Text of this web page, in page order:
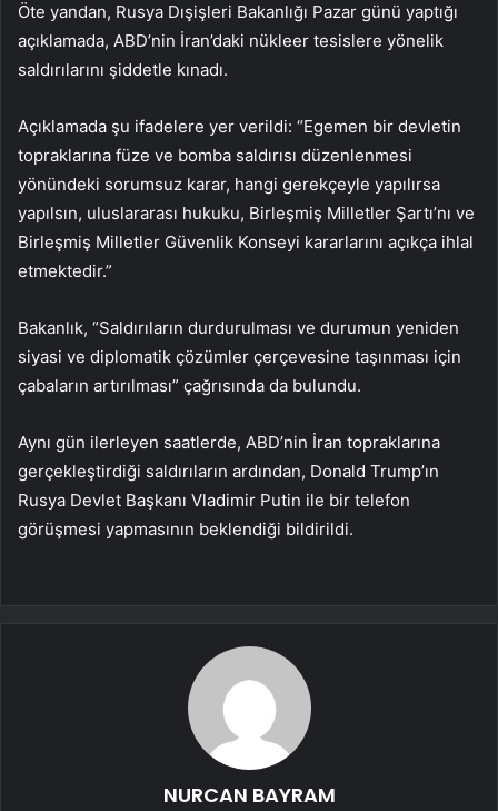
Öte yandan, Rusya Dışişleri Bakanlığı Pazar günü yaptığı
açıklamada, ABD’nin İran’daki nükleer tesislere yönelik
saldırılarını şiddetle kınadı.
Açıklamada şu ifadelere yer verildi: “Egemen bir devletin
topraklarına füze ve bomba saldırısı düzenlenmesi
yönündeki sorumsuz karar, hangi gerekçeyle yapılırsa
yapılsın, uluslararası hukuku, Birleşmiş Milletler Şartı’nı ve
Birleşmiş Milletler Güvenlik Konseyi kararlarını açıkça ihlal
etmektedir.”
Bakanlık, “Saldırıların durdurulması ve durumun yeniden
siyasi ve diplomatik çözümler çerçevesine taşınması için
çabaların artırılması” çağrısında da bulundu.
Aynı gün ilerleyen saatlerde, ABD’nin İran topraklarına
gerçekleştirdiği saldırıların ardından, Donald Trump’ın
Rusya Devlet Başkanı Vladimir Putin ile bir telefon
görüşmesi yapmasının beklendiği bildirildi.
NURCAN BAYRAM